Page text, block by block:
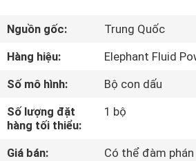
SẢN
PHẨM
CHÚNG
TÔI
Nguồn gốc:
Trung Quốc
Hàng hiệu:
Elephant Fluid
Số mô hình:
Bộ con dấu
Số lượng đặt
hàng tối thiểu:
1 bộ
Giá bán:
Có thể đàm phán